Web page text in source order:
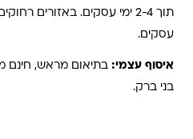
עסקים.
איסוף עצמי:
בני ברק.